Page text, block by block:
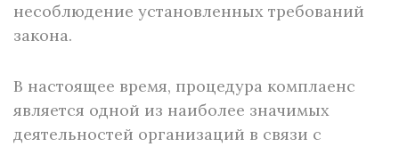
несоблюдение установленных требований
закона.
В настоящее время, процедура комплаенс
является одной из наиболее значимых
деятельностей организаций в связи с